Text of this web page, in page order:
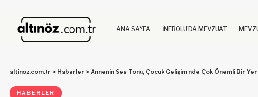
ANA SAYFA İNEBOLU’DA MEVZUAT
altinoz.com.tr > Haberler > Annenin Ses Tonu, Çocuk Gelişiminde Çok Önemli Bir
HABERLER